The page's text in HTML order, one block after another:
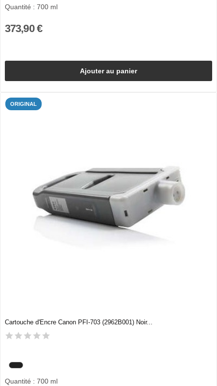
Quantité : 700 ml
373,90 €
Ajouter au panier
ORIGINAL
Cartouche d'Encre Canon PFI-703 (2962B001) Noir...
Quantité : 700 ml